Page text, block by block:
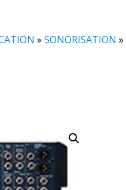
» SONORISATION »